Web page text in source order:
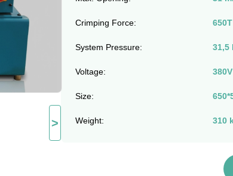
>
Crimping Force: 650T
System Pressure: 31,5
Voltage: 380V
Size:
Weight: 310